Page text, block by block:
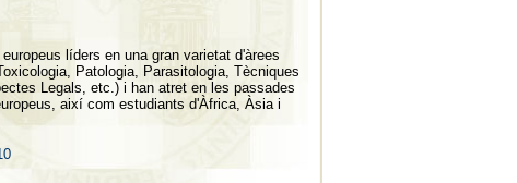
líders en una gran varietat d'àrees
Patologia, Parasitologia, Tècniques
Legals, etc.) i han atret en les passades
així com estudiants d'Àfrica, Àsia i